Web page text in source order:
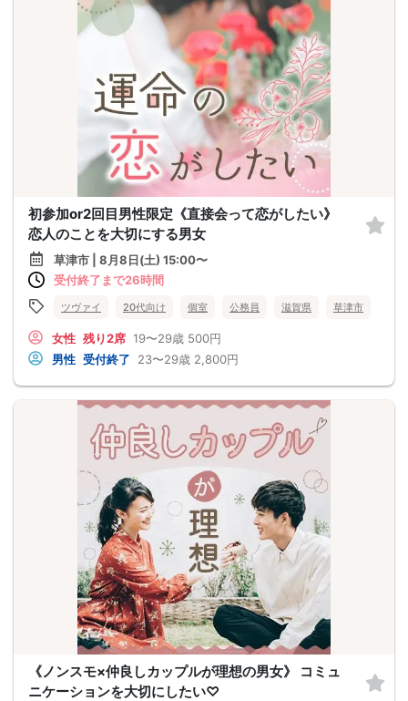
初参加or2回目男性限定《直接会って恋がしたい》
恋人のことを大切にする男女
草津市 | 8月8日(土) 15:00〜
受付終了まで26時間
ツヴァイ 20代向け 個室 公務員 滋賀県 草津市
女性 残り2席 19〜29歳 500円
男性 受付終了 23〜29歳 2,800円
《ノンスモ×仲良しカップルが理想の男女》 コミュ
ニケーションを大切にしたい♡